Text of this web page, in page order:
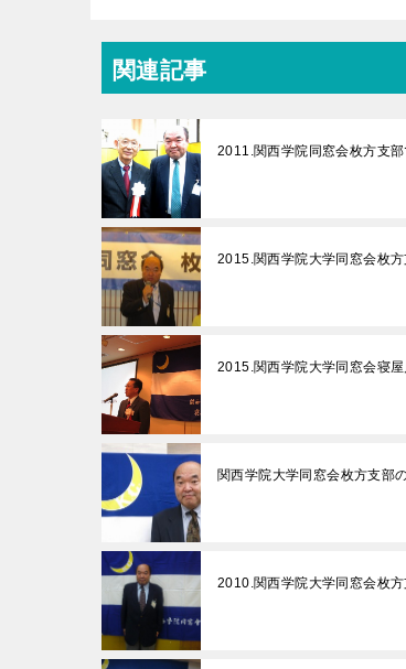
関連記事
2011.関西学院同窓会枚方支
2015.関西学院大学同窓会枚
2015.関西学院大学同窓会寝
関西学院大学同窓会枚方支部
2010.関西学院大学同窓会枚